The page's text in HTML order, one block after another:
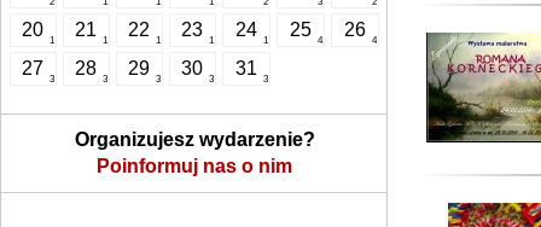
20
1
21
1
22
1
23
1
24
1
25
4
26
4
27
3
28
3
29
3
30
3
31
3
Organizujesz wydarzenie?
Poinformuj nas o nim